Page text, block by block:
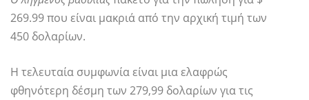
269.99 που είναι μακριά από την αρχική τιμή των
450 δολαρίων.
Η τελευταία συμφωνία είναι μια ελαφρώς
φθηνότερη δέσμη των 279,99 δολαρίων για τις